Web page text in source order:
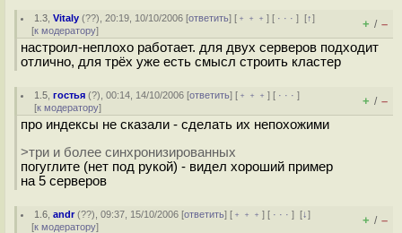
1.3 ,Vitaly (??), 20:19, 10/10/2006 [ответить] [ ﹢﹢﹢] [ · · ·][↑]
[к модератору] + / –
настроил-неплохо работает. для двух серверов подходит
отлично, для трёх уже есть смысл строить кластер
1.5 ,гостья (?), 00:14, 14/10/2006 [ответить] [ ﹢﹢﹢] [ · · ·]
[к модератору] + / –
про индексы не сказали - сделать их непохожими
>три и более синхронизированных
погуглите (нет под рукой) - видел хороший пример
на 5 серверов
1.6 ,andr(??), 09:37, 15/10/2006 [ответить] [ ﹢﹢﹢] [ · · ·][↓]
[к модератору] + / –